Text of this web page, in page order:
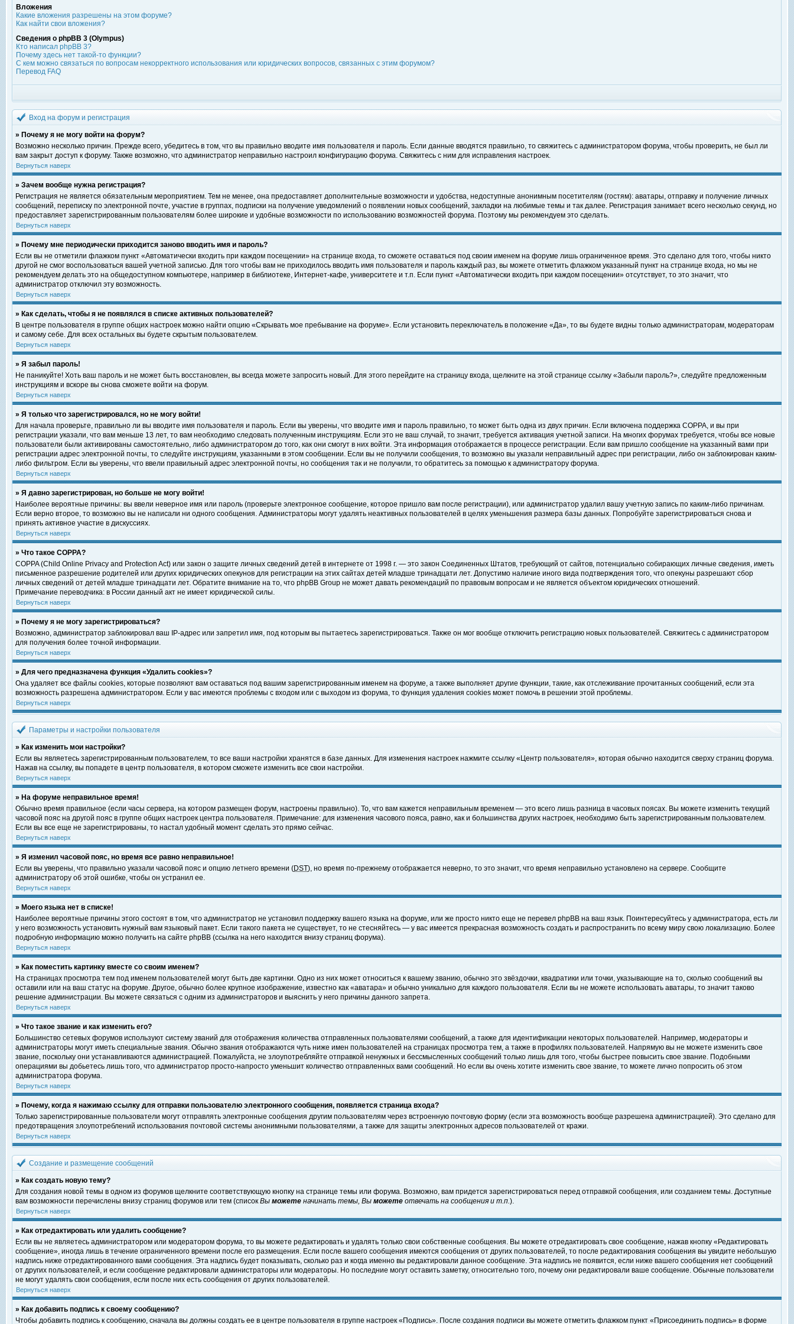
Вложения
Какие вложения разрешены на этом форуме?
Как найти свои вложения?
Сведения о phpBB 3 (Olympus)
Кто написал phpBB 3?
Почему здесь нет такой-то функции?
С кем можно связаться по вопросам некорректного использования или юридических вопросов, связанных с этим форумом?
Перевод FAQ
Вход на форум и регистрация
» Почему я не могу войти на форум?
Возможно несколько причин. Прежде всего, убедитесь в том, что вы правильно вводите имя пользователя и пароль. Если данные вводятся правильно, то свяжитесь с администратором форума, чтобы проверить, не был ли
вам закрыт доступ к форуму. Также возможно, что администратор неправильно настроил конфигурацию форума. Свяжитесь с ним для исправления настроек.
Вернуться наверх
» Зачем вообще нужна регистрация?
Регистрация не является обязательным мероприятием. Тем не менее, она предоставляет дополнительные возможности и удобства, недоступные анонимным посетителям (гостям): аватары, отправку и получение личных
сообщений, переписку по электронной почте, участие в группах, подписки на получение уведомлений о появлении новых сообщений, закладки на любимые темы и так далее. Регистрация занимает всего несколько секунд, но
предоставляет зарегистрированным пользователям более широкие и удобные возможности по использованию возможностей форума. Поэтому мы рекомендуем это сделать.
Вернуться наверх
» Почему мне периодически приходится заново вводить имя и пароль?
Если вы не отметили флажком пункт «Автоматически входить при каждом посещении» на странице входа, то сможете оставаться под своим именем на форуме лишь ограниченное время. Это сделано для того, чтобы никто
другой не смог воспользоваться вашей учетной записью. Для того чтобы вам не приходилось вводить имя пользователя и пароль каждый раз, вы можете отметить флажком указанный пункт на странице входа, но мы не
рекомендуем делать это на общедоступном компьютере, например в библиотеке, Интернет-кафе, университете и т.п. Если пункт «Автоматически входить при каждом посещении» отсутствует, то это значит, что
администратор отключил эту возможность.
Вернуться наверх
» Как сделать, чтобы я не появлялся в списке активных пользователей?
В центре пользователя в группе общих настроек можно найти опцию «Скрывать мое пребывание на форуме». Если установить переключатель в положение «Да», то вы будете видны только администраторам, модераторам
и самому себе. Для всех остальных вы будете скрытым пользователем.
Вернуться наверх
» Я забыл пароль!
Не паникуйте! Хоть ваш пароль и не может быть восстановлен, вы всегда можете запросить новый. Для этого перейдите на страницу входа, щелкните на этой странице ссылку «Забыли пароль?», следуйте предложенным
инструкциям и вскоре вы снова сможете войти на форум.
Вернуться наверх
» Я только что зарегистрировался, но не могу войти!
Для начала проверьте, правильно ли вы вводите имя пользователя и пароль. Если вы уверены, что вводите имя и пароль правильно, то может быть одна из двух причин. Если включена поддержка COPPA, и вы при
регистрации указали, что вам меньше 13 лет, то вам необходимо следовать полученным инструкциям. Если это не ваш случай, то значит, требуется активация учетной записи. На многих форумах требуется, чтобы все новые
пользователи были активированы самостоятельно, либо администратором до того, как они смогут в них войти. Эта информация отображается в процессе регистрации. Если вам пришло сообщение на указанный вами при
регистрации адрес электронной почты, то следуйте инструкциям, указанными в этом сообщении. Если вы не получили сообщения, то возможно вы указали неправильный адрес при регистрации, либо он заблокирован каким-
либо фильтром. Если вы уверены, что ввели правильный адрес электронной почты, но сообщения так и не получили, то обратитесь за помощью к администратору форума.
Вернуться наверх
» Я давно зарегистрирован, но больше не могу войти!
Наиболее вероятные причины: вы ввели неверное имя или пароль (проверьте электронное сообщение, которое пришло вам после регистрации), или администратор удалил вашу учетную запись по каким-либо причинам.
Если верно второе, то возможно вы не написали ни одного сообщения. Администраторы могут удалять неактивных пользователей в целях уменьшения размера базы данных. Попробуйте зарегистрироваться снова и
принять активное участие в дискуссиях.
Вернуться наверх
» Что такое COPPA?
COPPA (Child Online Privacy and Protection Act) или закон о защите личных сведений детей в интернете от 1998 г. — это закон Соединенных Штатов, требующий от сайтов, потенциально собирающих личные сведения, иметь
письменное разрешение родителей или других юридических опекунов для регистрации на этих сайтах детей младше тринадцати лет. Допустимо наличие иного вида подтверждения того, что опекуны разрешают сбор
личных сведений от детей младше тринадцати лет. Обратите внимание на то, что phpBB Group не может давать рекомендаций по правовым вопросам и не является объектом юридических отношений.
Примечание переводчика: в России данный акт не имеет юридической силы.
Вернуться наверх
» Почему я не могу зарегистрироваться?
Возможно, администратор заблокировал ваш IP-адрес или запретил имя, под которым вы пытаетесь зарегистрироваться. Также он мог вообще отключить регистрацию новых пользователей. Свяжитесь с администратором
для получения более точной информации.
Вернуться наверх
» Для чего предназначена функция «Удалить cookies»?
Она удаляет все файлы cookies, которые позволяют вам оставаться под вашим зарегистрированным именем на форуме, а также выполняет другие функции, такие, как отслеживание прочитанных сообщений, если эта
возможность разрешена администратором. Если у вас имеются проблемы с входом или с выходом из форума, то функция удаления cookies может помочь в решении этой проблемы.
Вернуться наверх
Параметры и настройки пользователя
» Как изменить мои настройки?
Если вы являетесь зарегистрированным пользователем, то все ваши настройки хранятся в базе данных. Для изменения настроек нажмите ссылку «Центр пользователя», которая обычно находится сверху страниц форума.
Нажав на ссылку, вы попадете в центр пользователя, в котором сможете изменить все свои настройки.
Вернуться наверх
» На форуме неправильное время!
Обычно время правильное (если часы сервера, на котором размещен форум, настроены правильно). То, что вам кажется неправильным временем — это всего лишь разница в часовых поясах. Вы можете изменить текущий
часовой пояс на другой пояс в группе общих настроек центра пользователя. Примечание: для изменения часового пояса, равно, как и большинства других настроек, необходимо быть зарегистрированным пользователем.
Если вы все еще не зарегистрированы, то настал удобный момент сделать это прямо сейчас.
Вернуться наверх
» Я изменил часовой пояс, но время все равно неправильное!
Если вы уверены, что правильно указали часовой пояс и опцию летнего времени (DST), но время по-прежнему отображается неверно, то это значит, что время неправильно установлено на сервере. Сообщите
администратору об этой ошибке, чтобы он устранил ее.
Вернуться наверх
» Моего языка нет в списке!
Наиболее вероятные причины этого состоят в том, что администратор не установил поддержку вашего языка на форуме, или же просто никто еще не перевел phpBB на ваш язык. Поинтересуйтесь у администратора, есть ли
у него возможность установить нужный вам языковый пакет. Если такого пакета не существует, то не стесняйтесь — у вас имеется прекрасная возможность создать и распространить по всему миру свою локализацию. Более
подробную информацию можно получить на сайте phpBB (ссылка на него находится внизу страниц форума).
Вернуться наверх
» Как поместить картинку вместе со своим именем?
На страницах просмотра тем под именем пользователей могут быть две картинки. Одно из них может относиться к вашему званию, обычно это звёздочки, квадратики или точки, указывающие на то, сколько сообщений вы
оставили или на ваш статус на форуме. Другое, обычно более крупное изображение, известно как «аватара» и обычно уникально для каждого пользователя. Если вы не можете использовать аватары, то значит таково
решение администрации. Вы можете связаться с одним из администраторов и выяснить у него причины данного запрета.
Вернуться наверх
» Что такое звание и как изменить его?
Большинство сетевых форумов используют систему званий для отображения количества отправленных пользователями сообщений, а также для идентификации некоторых пользователей. Например, модераторы и
администраторы могут иметь специальные звания. Обычно звания отображаются чуть ниже имен пользователей на страницах просмотра тем, а также в профилях пользователей. Напрямую вы не можете изменить свое
звание, поскольку они устанавливаются администрацией. Пожалуйста, не злоупотребляйте отправкой ненужных и бессмысленных сообщений только лишь для того, чтобы быстрее повысить свое звание. Подобными
операциями вы добьетесь лишь того, что администратор просто-напросто уменьшит количество отправленных вами сообщений. Но если вы очень хотите изменить свое звание, то можете лично попросить об этом
администратора форума.
Вернуться наверх
» Почему, когда я нажимаю ссылку для отправки пользователю электронного сообщения, появляется страница входа?
Только зарегистрированные пользователи могут отправлять электронные сообщения другим пользователям через встроенную почтовую форму (если эта возможность вообще разрешена администрацией). Это сделано для
предотвращения злоупотреблений использования почтовой системы анонимными пользователями, а также для защиты электронных адресов пользователей от кражи.
Вернуться наверх
Создание и размещение сообщений
» Как создать новую тему?
Для создания новой темы в одном из форумов щелкните соответствующую кнопку на странице темы или форума. Возможно, вам придется зарегистрироваться перед отправкой сообщения, или созданием темы. Доступные
вам возможности перечислены внизу страниц форумов или тем (список Вы можете начинать темы, Вы можете отвечать на сообщения и т.п.).
Вернуться наверх
» Как отредактировать или удалить сообщение?
Если вы не являетесь администратором или модератором форума, то вы можете редактировать и удалять только свои собственные сообщения. Вы можете отредактировать свое сообщение, нажав кнопку «Редактировать
сообщение», иногда лишь в течение ограниченного времени после его размещения. Если после вашего сообщения имеются сообщения от других пользователей, то после редактирования сообщения вы увидите небольшую
надпись ниже отредактированного вами сообщения. Эта надпись будет показывать, сколько раз и когда именно вы редактировали данное сообщение. Эта надпись не появится, если ниже вашего сообщения нет сообщений
от других пользователей, и если сообщение редактировали администраторы или модераторы. Но последние могут оставить заметку, относительно того, почему они редактировали ваше сообщение. Обычные пользователи
не могут удалять свои сообщения, если после них есть сообщения от других пользователей.
Вернуться наверх
» Как добавить подпись к своему сообщению?
Чтобы добавить подпись к сообщению, сначала вы должны создать ее в центре пользователя в группе настроек «Подпись». После создания подписи вы можете отметить флажком пункт «Присоединить подпись» в форме